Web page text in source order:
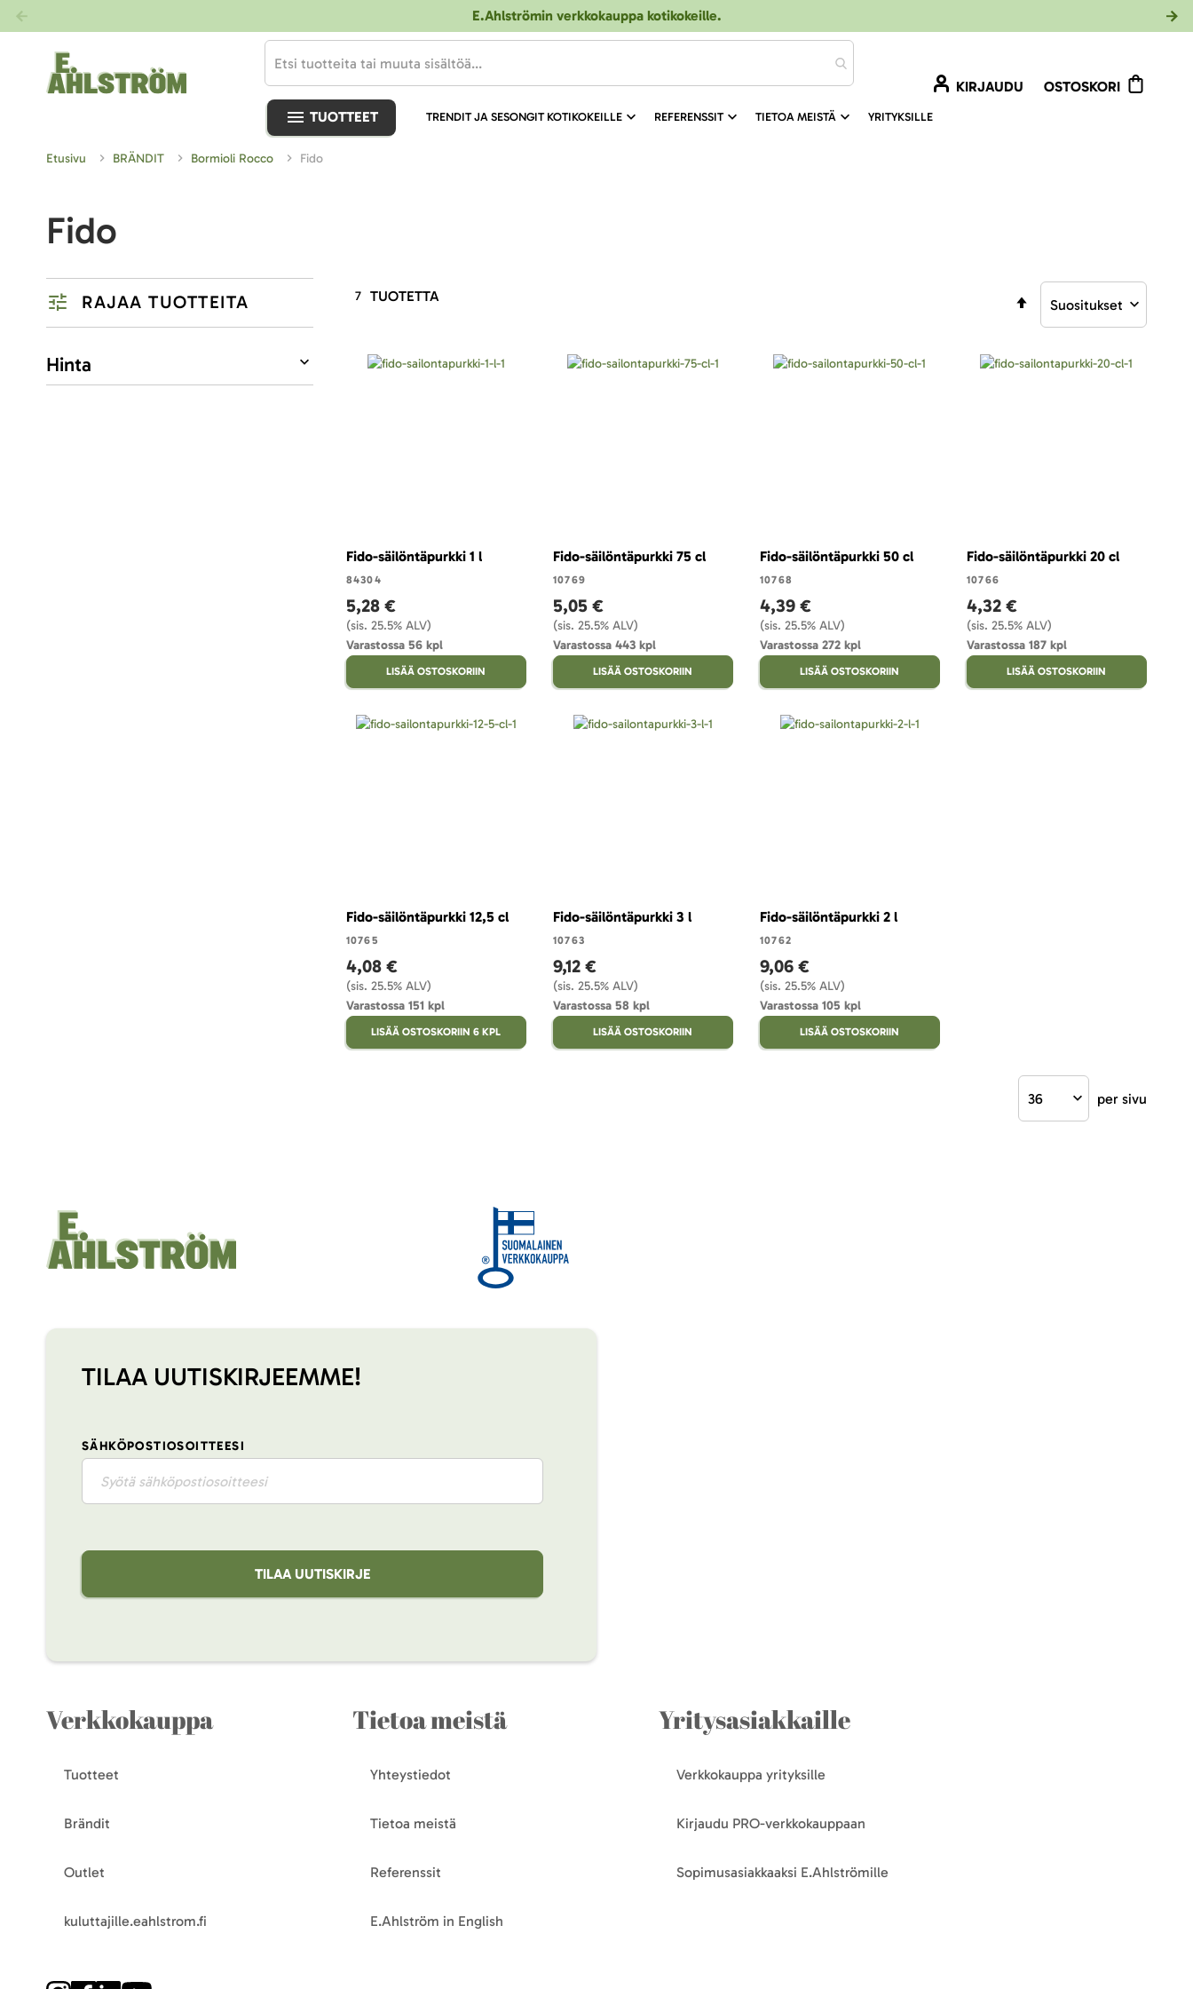
E.Ahlströmin verkkokauppa kotikokeille.
KIRJAUDU
OSTOSKORI
TUOTTEET
TRENDIT JA SESONGIT KOTIKOKEILLE REFERENSSIT TIETOA MEISTÄ YRITYKSILLE
Etusivu BRÄNDIT Bormioli Rocco Fido
Fido
7 TUOTETTA
Aseta
laskevaan
Fido-säilöntäpurkki 1 l
84304
5,28 €
(sis. 25.5% ALV)
Varastossa 56 kpl
LISÄÄ OSTOSKORIIN
Fido-säilöntäpurkki 75 cl
10769
5,05 €
(sis. 25.5% ALV)
Varastossa 443 kpl
LISÄÄ OSTOSKORIIN
Fido-säilöntäpurkki 50 cl
10768
4,39 €
(sis. 25.5% ALV)
Varastossa 272 kpl
LISÄÄ OSTOSKORIIN
Fido-säilöntäpurkki 20 cl
10766
4,32 €
(sis. 25.5% ALV)
Varastossa 187 kpl
LISÄÄ OSTOSKORIIN
Fido-säilöntäpurkki 12,5 cl
10765
4,08 €
(sis. 25.5% ALV)
Varastossa 151 kpl
LISÄÄ OSTOSKORIIN 6 KPL
Fido-säilöntäpurkki 3 l
10763
9,12 €
(sis. 25.5% ALV)
Varastossa 58 kpl
LISÄÄ OSTOSKORIIN
Fido-säilöntäpurkki 2 l
10762
9,06 €
(sis. 25.5% ALV)
Varastossa 105 kpl
LISÄÄ OSTOSKORIIN
per sivu
RAJAA TUOTTEITA
Listausvalinnat
Hinta
TILAA UUTISKIRJEEMME!
SÄHKÖPOSTIOSOITTEESI
TILAA UUTISKIRJE
Verkkokauppa
Tuotteet
Brändit
Outlet
kuluttajille.eahlstrom.fi
Tietoa meistä
Yhteystiedot
Tietoa meistä
Referenssit
E.Ahlström in English
Yritysasiakkaille
Verkkokauppa yrityksille
Kirjaudu PRO-verkkokauppaan
Sopimusasiakkaaksi E.Ahlströmille